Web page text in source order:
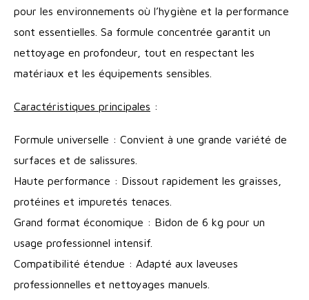
pour les environnements où l’hygiène et la performance
sont essentielles. Sa formule concentrée garantit un
nettoyage en profondeur, tout en respectant les
matériaux et les équipements sensibles.
Caractéristiques principales :
Formule universelle : Convient à une grande variété de
surfaces et de salissures.
Haute performance : Dissout rapidement les graisses,
protéines et impuretés tenaces.
Grand format économique : Bidon de 6 kg pour un
usage professionnel intensif.
Compatibilité étendue : Adapté aux laveuses
professionnelles et nettoyages manuels.